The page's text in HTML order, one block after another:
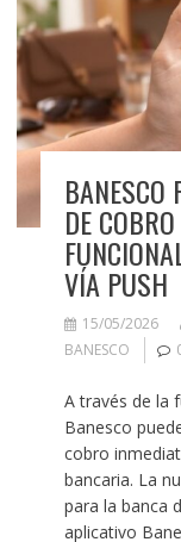
BANESCO
DE
VÍA PUSH
15/05/2026
BANESCO
A través de la
Banesco
cobro
bancaria. La
para la banca
aplicativo